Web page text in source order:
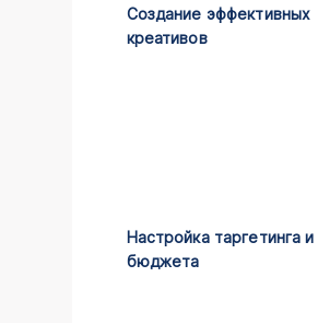
Создание эффективных
креативов
Настройка таргетинга и
бюджета